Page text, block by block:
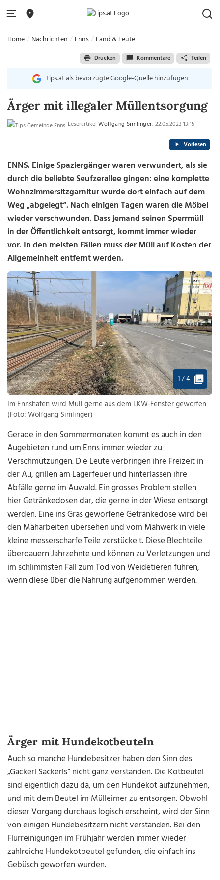
Home Nachrichten Enns Land & Leute
Drucken Kommentare Teilen
tips.at als bevorzugte Google-Quelle hinzufügen
Ärger mit illegaler Müllentsorgung
LeserartikelWolfgang Simlinger, 22.05.2023 13:15
Vorlesen
ENNS. Einige Spaziergänger waren verwundert, als sie
durch die beliebte Seufzerallee gingen: eine komplette
Wohnzimmersitzgarnitur wurde dort einfach auf dem
Weg „abgelegt“. Nach einigen Tagen waren die Möbel
wieder verschwunden. Dass jemand seinen Sperrmüll
in der Öffentlichkeit entsorgt, kommt immer wieder
vor. In den meisten Fällen muss der Müll auf Kosten der
Allgemeinheit entfernt werden.
1 / 4
Im Ennshafen wird Müll gerne aus dem LKW-Fenster geworfen
(Foto: Wolfgang Simlinger)
Gerade in den Sommermonaten kommt es auch in den
Augebieten rund um Enns immer wieder zu
Verschmutzungen. Die Leute verbringen ihre Freizeit in
der Au, grillen am Lagerfeuer und hinterlassen ihre
Abfälle gerne im Auwald. Ein grosses Problem stellen
hier Getränkedosen dar, die gerne in der Wiese entsorgt
werden. Eine ins Gras geworfene Getränkedose wird bei
den Mäharbeiten übersehen und vom Mähwerk in viele
kleine messerscharfe Teile zerstückelt. Diese Blechteile
überdauern Jahrzehnte und können zu Verletzungen und
im schlimmsten Fall zum Tod von Weidetieren führen,
wenn diese über die Nahrung aufgenommen werden.
Ärger mit Hundekotbeuteln
Auch so manche Hundebesitzer haben den Sinn des
„Gackerl Sackerls“ nicht ganz verstanden. Die Kotbeutel
sind eigentlich dazu da, um den Hundekot aufzunehmen,
und mit dem Beutel im Mülleimer zu entsorgen. Obwohl
dieser Vorgang durchaus logisch erscheint, wird der Sinn
von einigen Hundebesitzern nicht verstanden. Bei den
Flurreinigungen im Frühjahr werden immer wieder
zahlreiche Hundekotbeutel gefunden, die einfach ins
Gebüsch geworfen wurden.